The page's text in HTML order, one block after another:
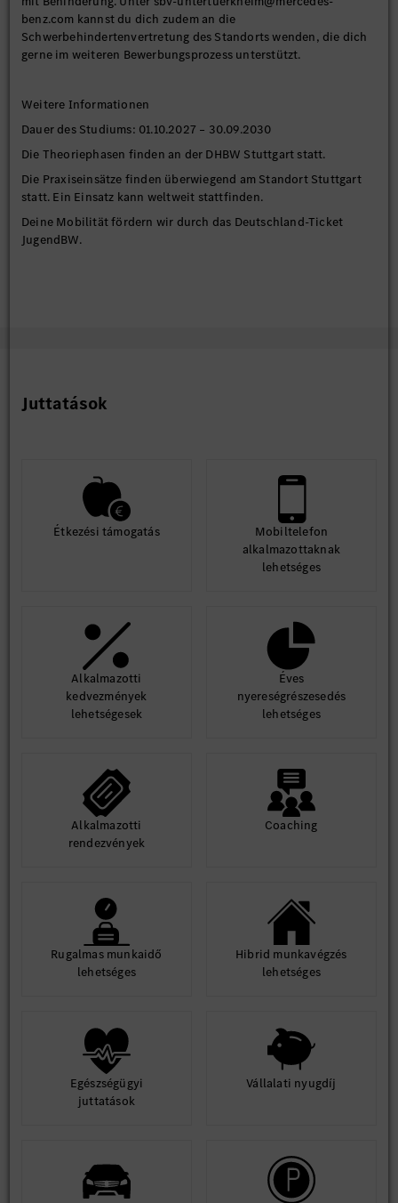
benz.com kannst du dich zudem an die
Schwerbehindertenvertretung des Standorts wenden, die dich
gerne im weiteren Bewerbungsprozess unterstützt.
Weitere Informationen
Dauer des Studiums: 01.10.2027 – 30.09.2030
Die Theoriephasen finden an der DHBW Stuttgart statt.
Die Praxiseinsätze finden überwiegend am Standort Stuttgart
statt. Ein Einsatz kann weltweit stattfinden.
Deine Mobilität fördern wir durch das Deutschland-Ticket
JugendBW.
Juttatások
Étkezési támogatás
Mobiltelefon
alkalmazottaknak
lehetséges
Alkalmazotti
kedvezmények
lehetségesek
Éves
nyereségrészesedés
lehetséges
Alkalmazotti
rendezvények
Coaching
Rugalmas munkaidő
lehetséges
Hibrid munkavégzés
lehetséges
Egészségügyi
juttatások
Vállalati nyugdíj